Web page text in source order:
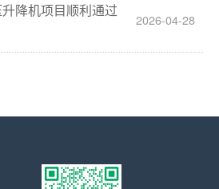
降机项目顺利通过
2026-04-28